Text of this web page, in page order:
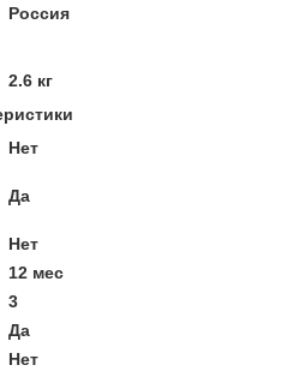
Россия
2.6 кг
Нет
Да
Нет
12 мес
3
Да
Нет